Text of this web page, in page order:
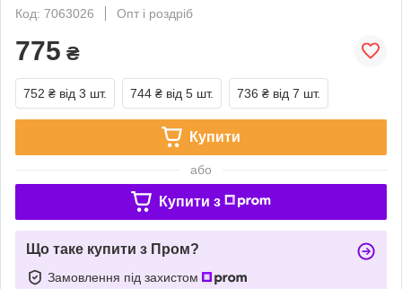
Код: 7063026
Опт і роздріб
775 ₴
752 ₴ від 3 шт. 744 ₴ від 5 шт. 736 ₴ від 7 шт.
Купити
або
Купити з
Що таке купити з Пром?
Замовлення під захистом